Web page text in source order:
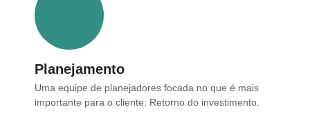
Planejamento
Uma equipe de planejadores focada no que é mais
importante para o cliente: Retorno do investimento.